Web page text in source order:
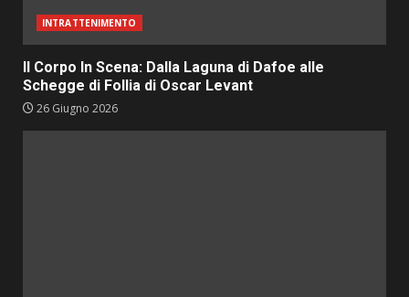
INTRATTENIMENTO
Il Corpo In Scena: Dalla Laguna di Dafoe alle
Schegge di Follia di Oscar Levant
26 Giugno 2026